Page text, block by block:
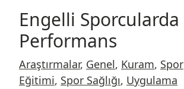
Engelli Sporcularda
Performans
Araştırmalar, Genel, Kuram, Spor
Eğitimi, Spor Sağlığı, Uygulama